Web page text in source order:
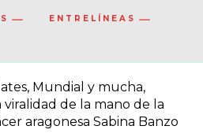
ENTRELÍNEAS
Mundial y mucha,
viralidad de la mano de la
aragonesa Sabina Banzo